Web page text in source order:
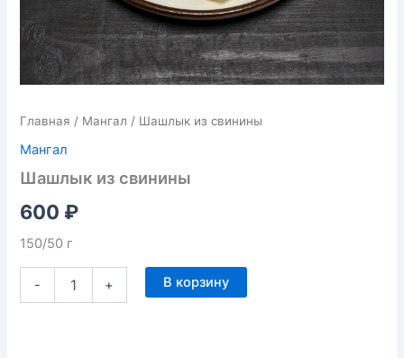
Главная / Мангал / Шашлык из свинины
Мангал
Шашлык из свинины
600 ₽
150/50 г
- + В корзину